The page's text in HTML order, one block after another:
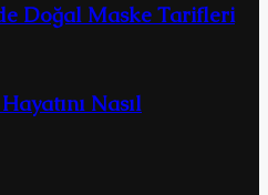
Doğal Maske Tarifleri
Nasıl